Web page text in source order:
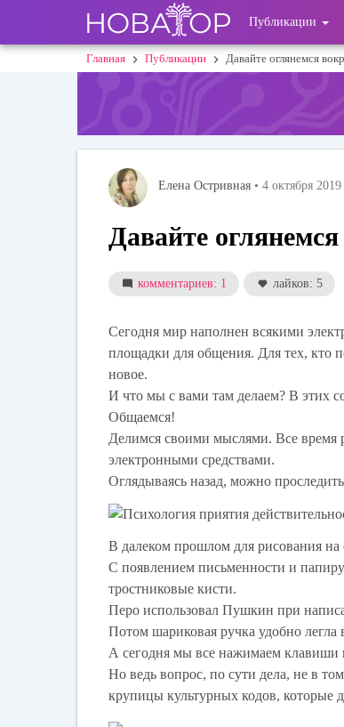
основному
User
account
Публикации
Строка
Главная Публикации Давайте оглянемся
Елена Остривная • 4 октября 2019
Давайте
комментариев: 1 лайков: 5
Сегодня мир наполнен всякими
площадки для общения. Для тех, кто
новое.
И что мы с вами там делаем? В этих
Общаемся!
Делимся своими мыслями. Все время
электронными средствами.
Оглядываясь назад, можно
В далеком прошлом для рисования на
С появлением письменности и
тростниковые кисти.
Перо использовал Пушкин при
Потом шариковая ручка удобно
А сегодня мы все нажимаем клавиши
Но ведь вопрос, по сути дела, не в
крупицы культурных кодов, которые